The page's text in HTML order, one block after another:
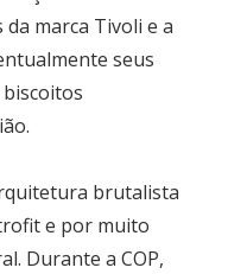
marca Tivoli e a
seus
brutalista
e por muito
Durante a COP,